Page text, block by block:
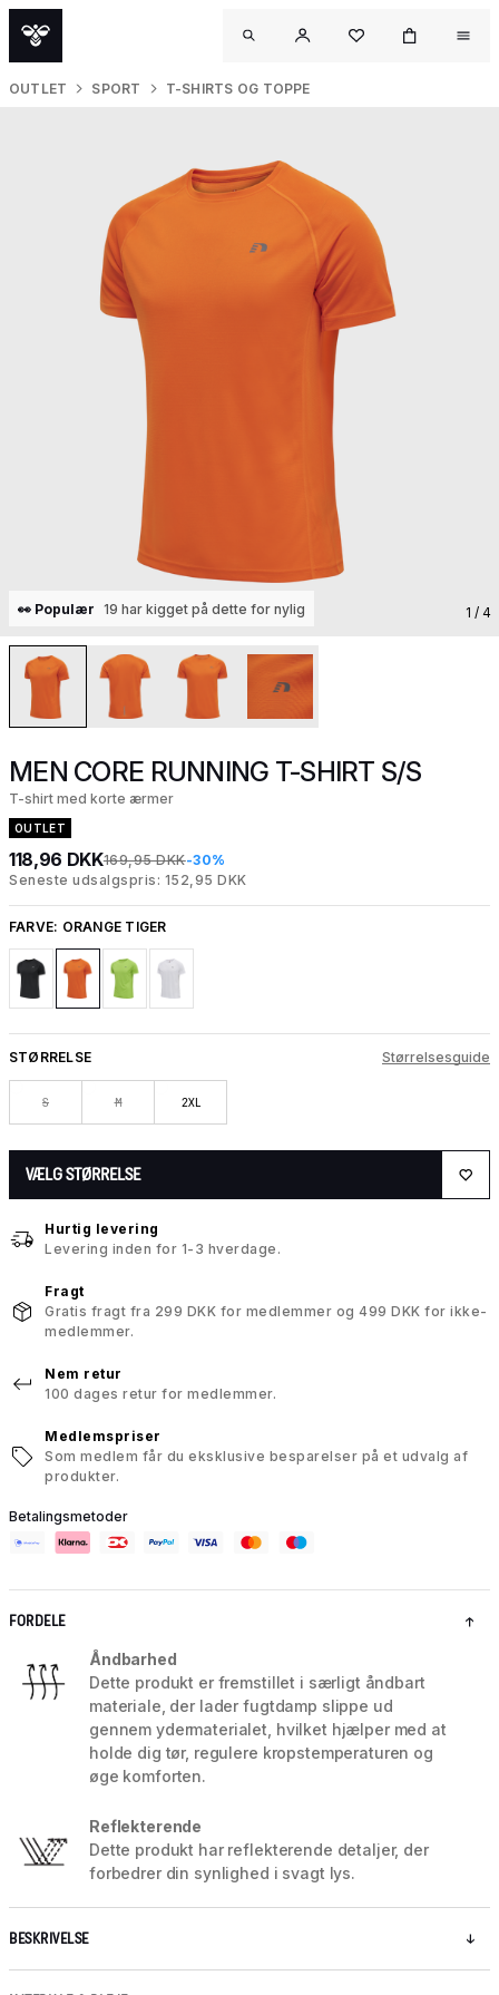
OUTLET SPORT T-SHIRTS OG TOPPE
👀 Populær 19 har kigget på dette for nylig 1 / 4
MEN CORE RUNNING T-SHIRT S/S
T-shirt med korte ærmer
OUTLET
118,96 DKK169,95 DKK-30%
Seneste udsalgspris: 152,95 DKK
FARVE: ORANGE TIGER
STØRRELSE Størrelsesguide
S M 2XL
VÆLG STØRRELSE
Hurtig levering
Levering inden for 1-3 hverdage.
Fragt
Gratis fragt fra 299 DKK for medlemmer og 499 DKK for ikke-
medlemmer.
Nem retur
100 dages retur for medlemmer.
Medlemspriser
Som medlem får du eksklusive besparelser på et udvalg af
produkter.
Betalingsmetoder
FORDELE
Åndbarhed
Dette produkt er fremstillet i særligt åndbart
materiale, der lader fugtdamp slippe ud
gennem ydermaterialet, hvilket hjælper med at
holde dig tør, regulere kropstemperaturen og
øge komforten.
Reflekterende
Dette produkt har reflekterende detaljer, der
forbedrer din synlighed i svagt lys.
BESKRIVELSE